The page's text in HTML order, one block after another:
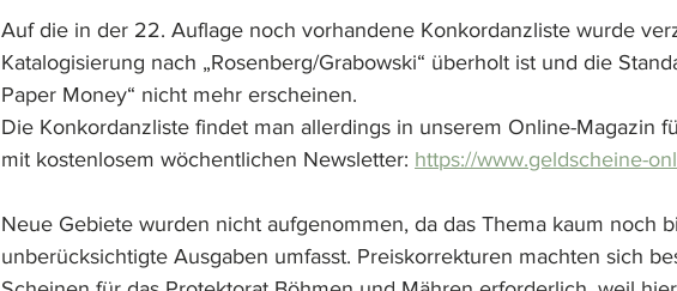
Auf die in der 22. Auflage noch vorhandene Konkordanzliste wurde
Katalogisierung nach „Rosenberg/Grabowski“ überholt ist und die
Paper Money“ nicht mehr erscheinen.
Die Konkordanzliste findet man allerdings in unserem Online-Magazin
mit kostenlosem wöchentlichen Newsletter: https://www.geldscheine-
Neue Gebiete wurden nicht aufgenommen, da das Thema kaum noch
unberücksichtigte Ausgaben umfasst. Preiskorrekturen machten sich